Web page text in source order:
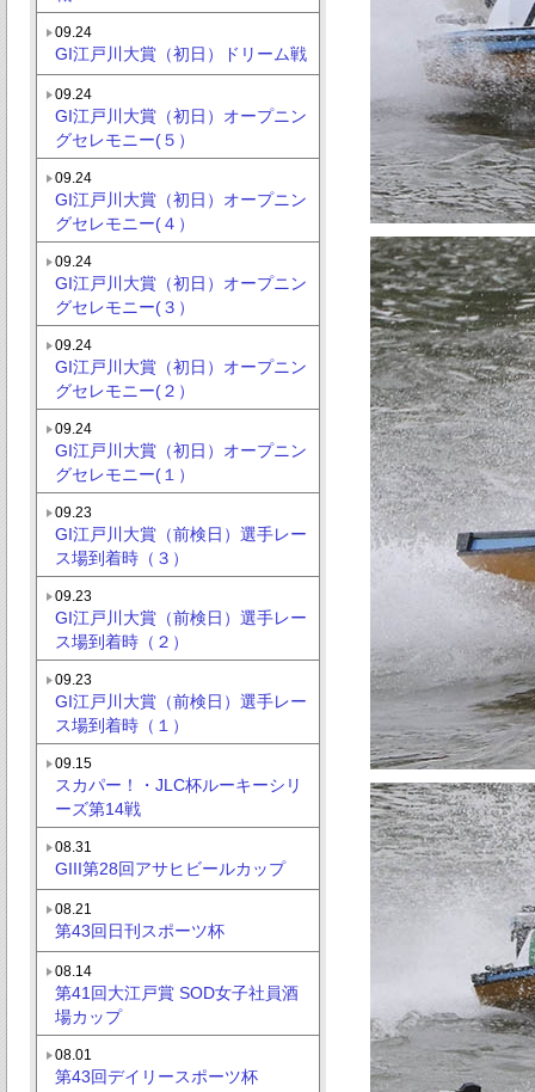
09.24
GI江戸川大賞（初日）ドリーム戦
09.24
GI江戸川大賞（初日）オープニン
グセレモニー(５）
09.24
GI江戸川大賞（初日）オープニン
グセレモニー(４）
09.24
GI江戸川大賞（初日）オープニン
グセレモニー(３）
09.24
GI江戸川大賞（初日）オープニン
グセレモニー(２）
09.24
GI江戸川大賞（初日）オープニン
グセレモニー(１）
09.23
GI江戸川大賞（前検日）選手レー
ス場到着時（３）
09.23
GI江戸川大賞（前検日）選手レー
ス場到着時（２）
09.23
GI江戸川大賞（前検日）選手レー
ス場到着時（１）
09.15
スカパー！・JLC杯ルーキーシリ
ーズ第14戦
08.31
GIII第28回アサヒビールカップ
08.21
第43回日刊スポーツ杯
08.14
第41回大江戸賞 SOD女子社員酒
場カップ
08.01
第43回デイリースポーツ杯